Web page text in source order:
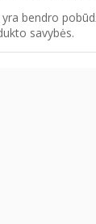
bendro
savybės.